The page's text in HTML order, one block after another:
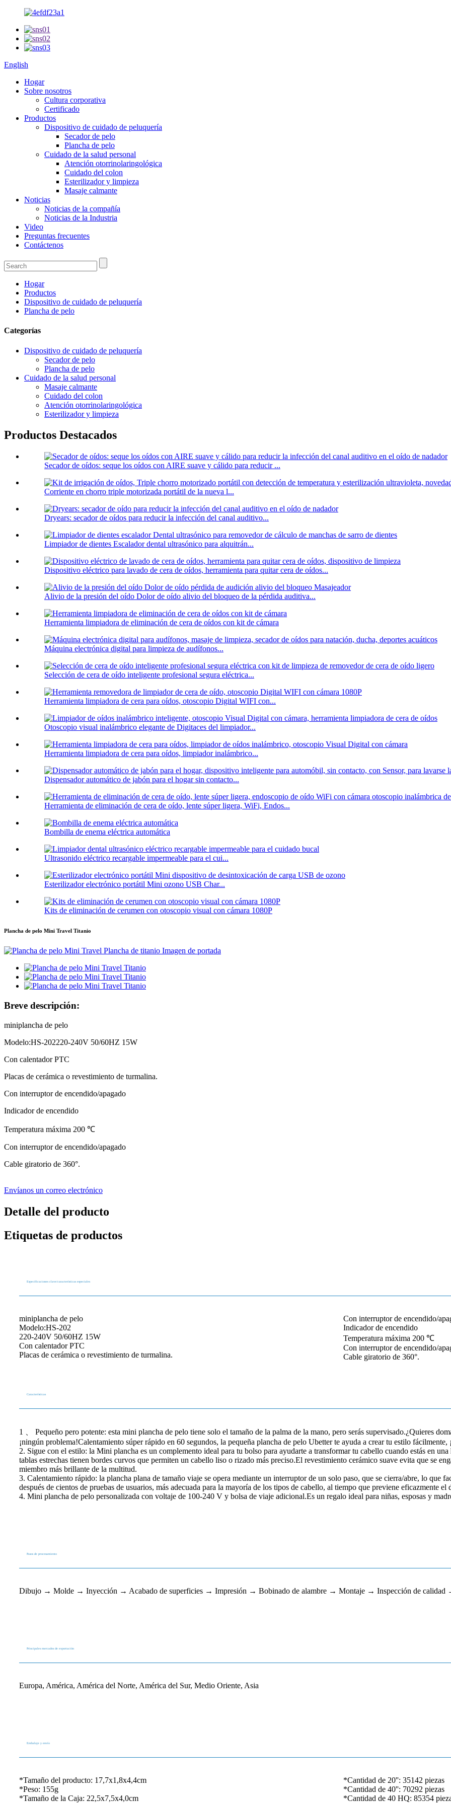
English
Hogar
Sobre nosotros
Cultura corporativa
Certificado
Productos
Dispositivo de cuidado de peluquería
Secador de pelo
Plancha de pelo
Cuidado de la salud personal
Atención otorrinolaringológica
Cuidado del colon
Esterilizador y limpieza
Masaje calmante
Noticias
Noticias de la compañía
Noticias de la Industria
Video
Preguntas frecuentes
Contáctenos
Hogar
Productos
Dispositivo de cuidado de peluquería
Plancha de pelo
Categorías
Dispositivo de cuidado de peluquería
Secador de pelo
Plancha de pelo
Cuidado de la salud personal
Masaje calmante
Cuidado del colon
Atención otorrinolaringológica
Esterilizador y limpieza
Productos Destacados
Secador de oídos: seque los oídos con AIRE suave y cálido para reducir ...
Corriente en chorro triple motorizada portátil de la nueva l...
Dryears: secador de oídos para reducir la infección del canal auditivo...
Limpiador de dientes Escalador dental ultrasónico para alquitrán...
Dispositivo eléctrico para lavado de cera de oídos, herramienta para quitar cera de oídos...
Alivio de la presión del oído Dolor de oído alivio del bloqueo de la pérdida auditiva...
Herramienta limpiadora de eliminación de cera de oídos con kit de cámara
Máquina electrónica digital para limpieza de audífonos...
Selección de cera de oído inteligente profesional segura eléctrica...
Herramienta limpiadora de cera para oídos, otoscopio Digital WIFI con...
Otoscopio visual inalámbrico elegante de Digitaces del limpiador...
Herramienta limpiadora de cera para oídos, limpiador inalámbrico...
Dispensador automático de jabón para el hogar sin contacto...
Herramienta de eliminación de cera de oído, lente súper ligera, WiFi, Endos...
Bombilla de enema eléctrica automática
Ultrasonido eléctrico recargable impermeable para el cui...
Esterilizador electrónico portátil Mini ozono USB Char...
Kits de eliminación de cerumen con otoscopio visual con cámara 1080P
Plancha de pelo Mini Travel Titanio
Breve descripción:
miniplancha de pelo
Modelo:HS-202220-240V 50/60HZ 15W
Con calentador PTC
Placas de cerámica o revestimiento de turmalina.
Con interruptor de encendido/apagado
Indicador de encendido
Temperatura máxima 200 ℃
Con interruptor de encendido/apagado
Cable giratorio de 360°.
Envíanos un correo electrónico
Detalle del producto
Etiquetas de productos
Especificaciones clave/características especiales
miniplancha de pelo
Modelo:HS-202
220-240V 50/60HZ 15W
Con calentador PTC
Placas de cerámica o revestimiento de turmalina.
Con interruptor de encendido/
Indicador de encendido
Temperatura máxima 200 ℃
Con interruptor de encendido/
Cable giratorio de 360°.
Características
1 、 Pequeño pero potente: esta mini plancha de pelo tiene solo el tamaño de la palma de la mano, pero serás supervisado.¿Quieres
¡ningún problema!Calentamiento súper rápido en 60 segundos, la pequeña plancha de pelo Ubetter te ayuda a crear tu estilo
2. Sigue con el estilo: la Mini plancha es un complemento ideal para tu bolso para ayudarte a transformar tu cabello cuando estás en
tablas estrechas tienen bordes curvos que permiten un cabello liso o rizado más preciso.El revestimiento cerámico suave evita que se
miembro más brillante de la multitud.
3. Calentamiento rápido: la plancha plana de tamaño viaje se opera mediante un interruptor de un solo paso, que se cierra/abre, lo que
después de cientos de pruebas de usuarios, más adecuada para la mayoría de los tipos de cabello, al tiempo que previene eficazmente
4. Mini plancha de pelo personalizada con voltaje de 100-240 V y bolsa de viaje adicional.Es un regalo ideal para niñas, esposas y
Pasos de procesamiento
Dibujo → Molde → Inyección → Acabado de superficies → Impresión → Bobinado de alambre → Montaje → Inspección de calidad
Principales mercados de exportación
Europa, América, América del Norte, América del Sur, Medio Oriente, Asia
Embalaje y envío
*Tamaño del producto: 17,7x1,8x4,4cm
*Peso: 155g
*Tamaño de la Caja: 22,5x7,5x4,0cm
*Cantidad de 20'': 35142 piezas
*Cantidad de 40'': 70292 piezas
*Cantidad de 40 HQ: 85354